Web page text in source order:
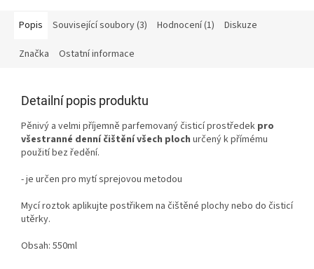
Popis Související soubory (3) Hodnocení (1) Diskuze
Značka Ostatní informace
Detailní popis produktu
Pěnivý a velmi příjemně parfemovaný čisticí prostředek pro
všestranné denní čištění všech ploch určený k přímému
použití bez ředění.
- je určen pro mytí sprejovou metodou
Mycí roztok aplikujte postřikem na čištěné plochy nebo do čisticí
utěrky.
Obsah: 550ml